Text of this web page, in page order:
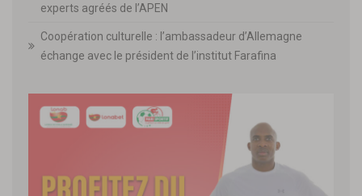
experts agréés de l’APEN
Coopération culturelle : l’ambassadeur d’Allemagne
échange avec le président de l’institut Farafina